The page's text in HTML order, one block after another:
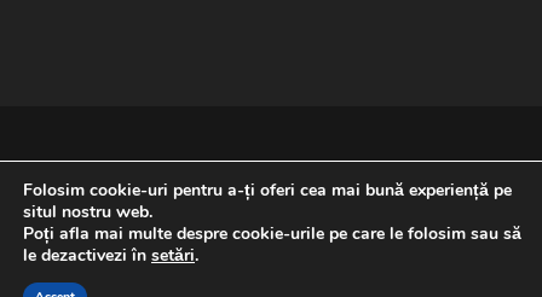
REVENIRE LA ÎNCEPUTUL PAGINII
Folosim cookie-uri pentru a-ți oferi cea mai bună experiență pe
situl nostru web.
Poți afla mai multe despre cookie-urile pe care le folosim sau să
le dezactivezi în setări.